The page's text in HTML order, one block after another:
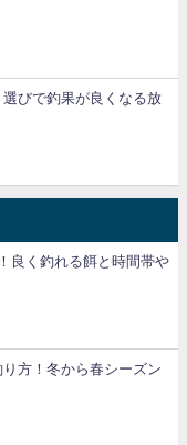
びで釣果が良くなる放
良く釣れる餌と時間帯や
方！冬から春シーズン